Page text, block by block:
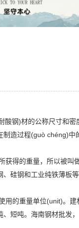
)材的公称尺寸和密
造过程(guò chéng)
的重量，所以被叫
硅钢和工业纯铁薄板
重量单位(unit)。建
短吨。海南钢材批发